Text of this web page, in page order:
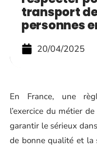
transport
personnes
20/04/2025
En France, une
l’exercice du métier
garantir le sérieux
de bonne qualité et la